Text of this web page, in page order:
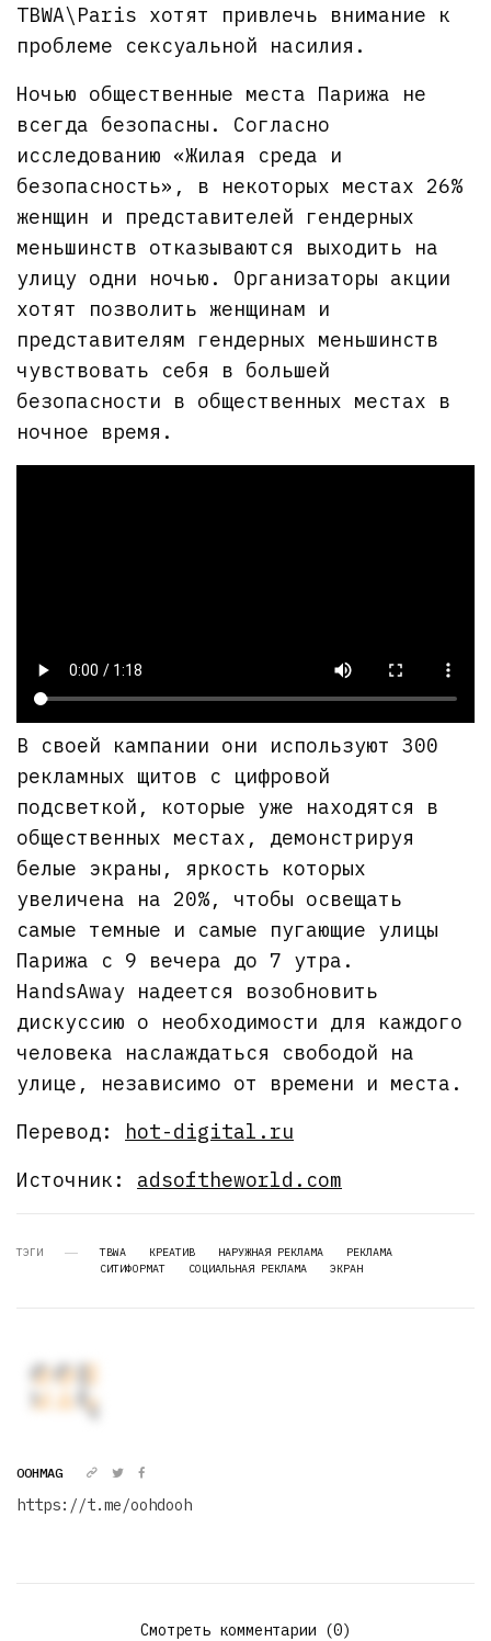
TBWA\Paris хотят привлечь внимание к
проблеме сексуальной насилия.
Ночью общественные места Парижа не
всегда безопасны. Согласно
исследованию «Жилая среда и
безопасность», в некоторых местах 26%
женщин и представителей гендерных
меньшинств отказываются выходить на
улицу одни ночью. Организаторы акции
хотят позволить женщинам и
представителям гендерных меньшинств
чувствовать себя в большей
безопасности в общественных местах в
ночное время.
В своей кампании они используют 300
рекламных щитов с цифровой
подсветкой, которые уже находятся в
общественных местах, демонстрируя
белые экраны, яркость которых
увеличена на 20%, чтобы освещать
самые темные и самые пугающие улицы
Парижа с 9 вечера до 7 утра.
HandsAway надеется возобновить
дискуссию о необходимости для каждого
человека наслаждаться свободой на
улице, независимо от времени и места.
Перевод: hot-digital.ru
Источник: adsoftheworld.com
ТЭГИ TBWA КРЕАТИВ НАРУЖНАЯ РЕКЛАМА
РЕКЛАМА
СИТИФОРМАТ
СОЦИАЛЬНАЯ РЕКЛАМА ЭКРАН
OOHMAG
https://t.me/oohdooh
Смотреть комментарии (0)